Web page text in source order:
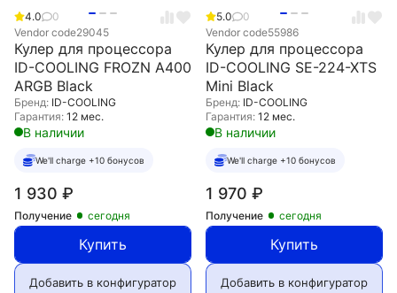
4.0
0
Vendor code29045
Кулер для процессора
ID-COOLING FROZN A400
ARGB Black
Бренд: ID-COOLING
Гарантия: 12 мес.
В наличии
We'll charge +10 бонусов
1 930 ₽
Получение сегодня
Купить
Добавить в конфигуратор
5.0
0
Vendor code55986
Кулер для процессора
ID-COOLING SE-224-XTS
Mini Black
Бренд: ID-COOLING
Гарантия: 12 мес.
В наличии
We'll charge +10 бонусов
1 970 ₽
Получение сегодня
Купить
Добавить в конфигуратор